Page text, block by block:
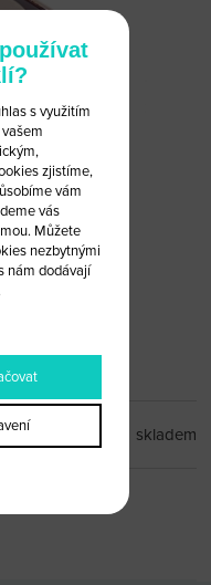
skladem
s využitím
zjistíme,
vám
vás
Můžete
nezbytnými
nám dodávají